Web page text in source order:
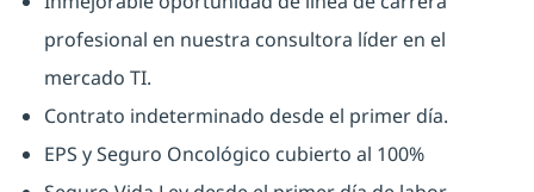
profesional en nuestra consultora líder en el
mercado TI.
Contrato indeterminado desde el primer día.
EPS y Seguro Oncológico cubierto al 100%